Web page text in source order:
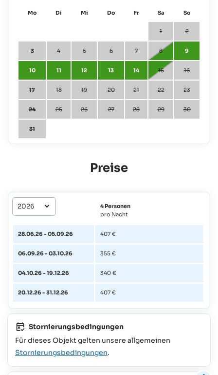
Mo Di Mi Do Fr Sa So
1 2
3 4 5 6 7 8 9
10 11 12 13 14 15 16
17 18 19 20 21 22 23
24 25 26 27 28 29 30
31
Preise
4 Personen
pro Nacht
28.06.26 - 05.09.26 407 €
06.09.26 - 03.10.26 355 €
04.10.26 - 19.12.26 340 €
20.12.26 - 31.12.26 407 €
Stornierungsbedingungen
Für dieses Objekt gelten unsere allgemeinen
Stornierungsbedingungen.